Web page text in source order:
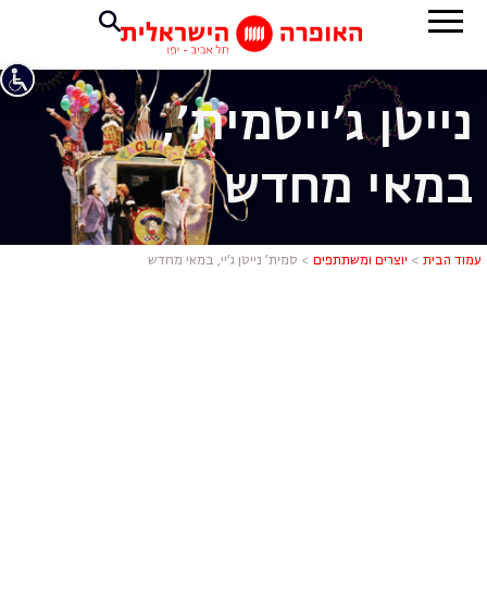
סמית'
נייטן ג'ייסמית',
במאי מחדש
עמוד הבית > יוצרים ומשתתפים > סמית’ נייטן ג’יי, במאי מחדש